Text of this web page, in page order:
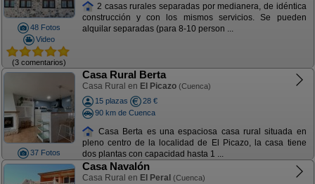
48 Fotos
Video
(3 comentarios)
2 casas rurales separadas por medianera, de idéntica
construcción y con los mismos servicios. Se pueden
alquilar separadas (para 8-10 person ...
37 Fotos
Casa Rural Berta
Casa Rural en El Picazo (Cuenca)
15 plazas
28 €
90 km de Cuenca
Casa Berta es una espaciosa casa rural situada en
pleno centro de la localidad de El Picazo, la casa tiene
dos plantas con capacidad hasta 1 ...
Casa Navalón
Casa Rural en El Peral (Cuenca)